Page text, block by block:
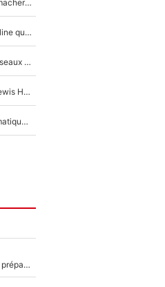
Nouvelle rumeur autour de la santé de Michael Schumacher : Sa femme Corinna sort du silence
F1 - Lewis Hamilton victime de harcèlement, la discipline qui lui a évité le pire : «J'aurais probablement mal tourné»
Lewis Hamilton : Le talent inattendu dévoilé sur les réseaux sociaux qui a impressionné Kim Kardashian pendant leurs vacances en amoureux !
F1 : Comme Antoine Griezmann et Damian Penaud, Lewis Hamilton se lance dans le business des cartes à collectionner !
F1 : Max Verstappen et Red Bull, la réaction «très dramatique» des fans qui agace le quadruple champion du monde !
Le PSG se fait recaler pour Mika Godts : Luis Campos prépare déjà une nouvelle offensive pour boucler son transfert !